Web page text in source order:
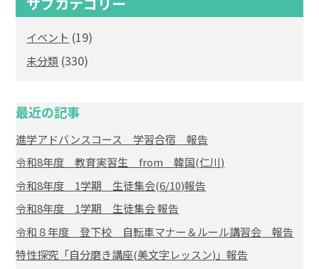
イベント (19)
未分類 (330)
最近の記事
進学アドバンスコース 学習合宿 報告
令和8年度 教育実習生 from 韓国(仁川)
令和8年度 1学期 生徒集会(6/10)報告
令和8年度 1学期 生徒集会 報告
令和８年度 登下校 自転車マナー＆ルール講習会 報告
特性探究「自分磨き講座(美文字レッスン)」報告